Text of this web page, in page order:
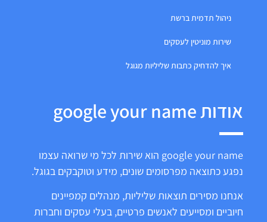
ניהול תדמית ברשת
שירות מוניטין לעסקים
איך להדחיק כתבות שליליות מגוגל
אודות google your name
google your name הוא שירות לכל מי שרואה עצמו
נפגע כתוצאה מפרסומים שונים, מידע וטוקבקים בגוגל.
אנחנו מסירים תוצאות שליליות, מנהלים קמפיינים
חיוביים ומסייעים לאנשים פרטיים, בעלי עסקים וחברות